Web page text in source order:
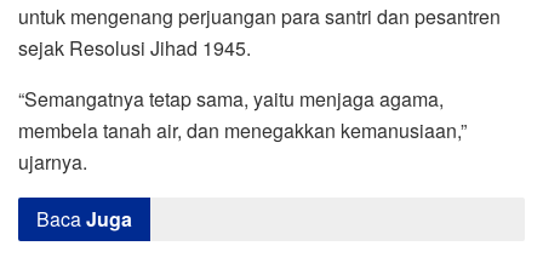
untuk mengenang perjuangan para santri dan pesantren
sejak Resolusi Jihad 1945.
“Semangatnya tetap sama, yaitu menjaga agama,
membela tanah air, dan menegakkan kemanusiaan,”
ujarnya.
BacaJuga